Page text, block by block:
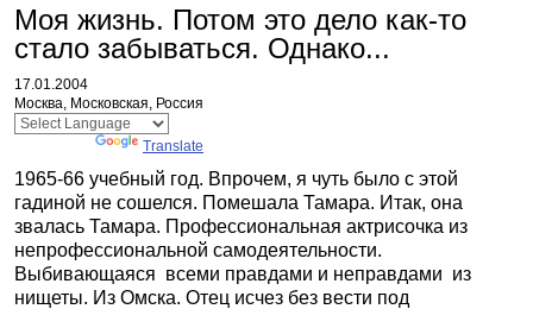
Моя жизнь. Потом это дело как-то
стало забываться. Однако...
17.01.2004
Москва, Московская, Россия
Translate
1965-66 учебный год. Впрочем, я чуть было с этой
гадиной не сошелся. Помешала Тамара. Итак, она
звалась Тамара. Профессиональная актрисочка из
непрофессиональной самодеятельности.
Выбивающаяся всеми правдами и неправдами из
нищеты. Из Омска. Отец исчез без вести под